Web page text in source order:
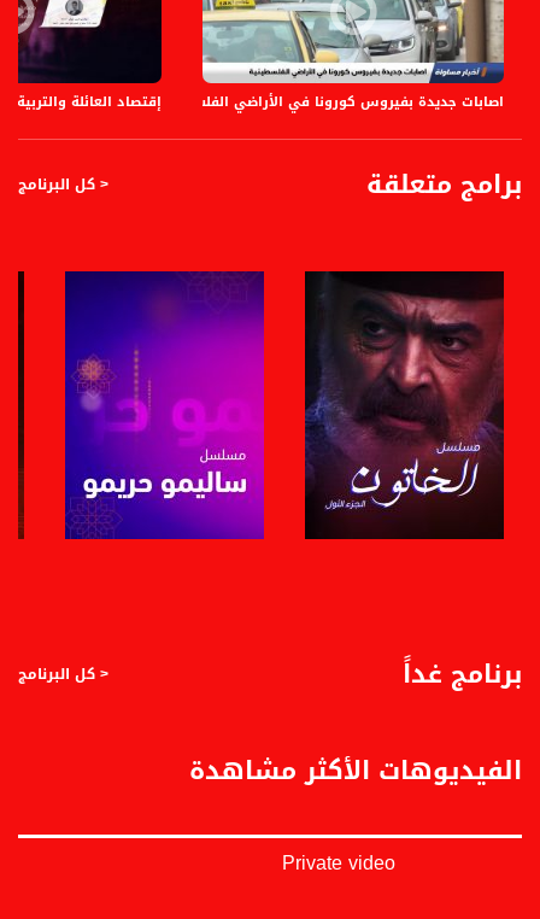
إقتصاد العائلة والتربية المالية -
اصابات جديدة بفيروس كورونا في الأراضي الفلسطينية ،اخبار مساواة،15.06.2020،قناة مساواة
برامج متعلقة < كل البرنامج
برنامج غداً < كل البرنامج
الفيديوهات الأكثر مشاهدة
Private video